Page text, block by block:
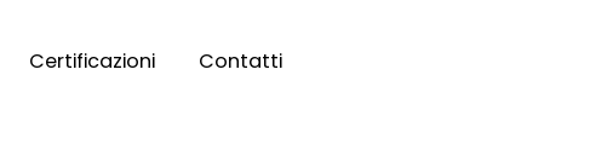
Certificazioni Contatti